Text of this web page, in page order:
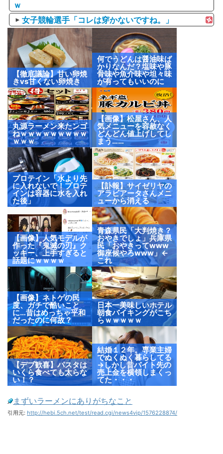
ｗ
女子競輪選手「コレは穿かないですね。」
【徹底議論】甘い卵焼
きvs甘くない卵焼き
何でうどんは醤油味ば
かりなんだ？塩味や豚
骨味や魚介味や坦々味
が有ってもいいのに
丸源ラーメン来たンゴ
ねｗｗｗｗｗｗｗｗｗ
ｗｗｗ
【画像】松屋さん、人
気メニューを容赦なく
どんどん値上げしてし
まう……
プロテイン「水より先
に入れないで！プロテ
インは容器に水を入れ
た後」
【訃報】サイゼリヤの
アラビアータさんメニ
ューから消える
【画像】人気モデルが
作った『鬼滅の刃』ク
ッキー、上手すぎると
話題にｗｗｗｗ
青森県民「大判焼き？
おやきでしょ」兵庫県
民「おやきってwww
御座候やろwww」←
これ
【画像】ネトゲの民
度、ガチで酷いこと
に…昔はめっちゃ平和
だったのに何故？
日本一美味しいホテル
朝食バイキングがこち
らｗｗｗｗｗ
【デブ歓喜】パスタは
いくら食べても太らな
い！？
結婚１２年。専業主婦
でぬくぬく暮らしてる
→しかし昔バイト先の
売上金を横領しまくっ
てた・・・
まずいラーメンにありがちなこと
引用元: http://hebi.5ch.net/test/read.cgi/news4vip/1576228874/